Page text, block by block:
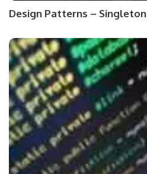
Design Patterns –